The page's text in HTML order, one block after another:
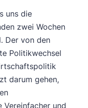
uns die
zwei Wochen
Der von den
Politikwechsel
darum gehen,
Vereinfacher und